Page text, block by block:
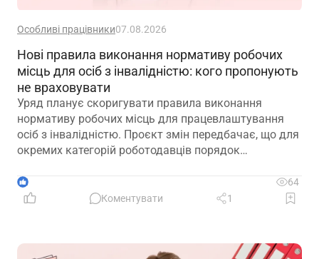
Особливі працівники07.08.2026
Нові правила виконання нормативу робочих
місць для осіб з інвалідністю: кого пропонують
не враховувати
Уряд планує скоригувати правила виконання
нормативу робочих місць для працевлаштування
осіб з інвалідністю. Проєкт змін передбачає, що для
окремих категорій роботодавців порядок
врахувати специфіку їхньої діяльності та усунути
практичні труднощі із виконанням законодавчих
1
64
Коментувати
1